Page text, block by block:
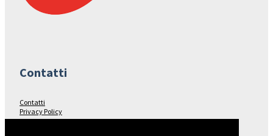
Contatti
Contatti
Privacy Policy